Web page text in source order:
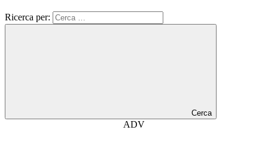
Ricerca per:
Cerca
ADV